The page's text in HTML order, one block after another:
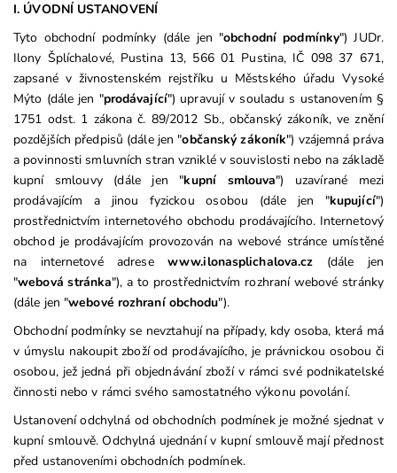
I. ÚVODNÍ USTANOVENÍ
Tyto obchodní podmínky (dále jen "obchodní podmínky") JUDr.
Ilony Šplíchalové, Pustina 13, 566 01 Pustina, IČ 098 37 671,
zapsané v živnostenském rejstříku u Městského úřadu Vysoké
Mýto (dále jen "prodávající") upravují v souladu s ustanovením §
1751 odst. 1 zákona č. 89/2012 Sb., občanský zákoník, ve znění
pozdějších předpisů (dále jen "občanský zákoník") vzájemná práva
a povinnosti smluvních stran vzniklé v souvislosti nebo na základě
kupní smlouvy (dále jen "kupní smlouva") uzavírané mezi
prodávajícím a jinou fyzickou osobou (dále jen "kupující")
prostřednictvím internetového obchodu prodávajícího. Internetový
obchod je prodávajícím provozován na webové stránce umístěné
na internetové adresewww.ilonasplichalova.cz (dále jen
"webová stránka"), a to prostřednictvím rozhraní webové stránky
(dále jen "webové rozhraní obchodu").
Obchodní podmínky se nevztahují na případy, kdy osoba, která má
v úmyslu nakoupit zboží od prodávajícího, je právnickou osobou či
osobou, jež jedná při objednávání zboží v rámci své podnikatelské
činnosti nebo v rámci svého samostatného výkonu povolání.
Ustanovení odchylná od obchodních podmínek je možné sjednat v
kupní smlouvě. Odchylná ujednání v kupní smlouvě mají přednost
před ustanoveními obchodních podmínek.